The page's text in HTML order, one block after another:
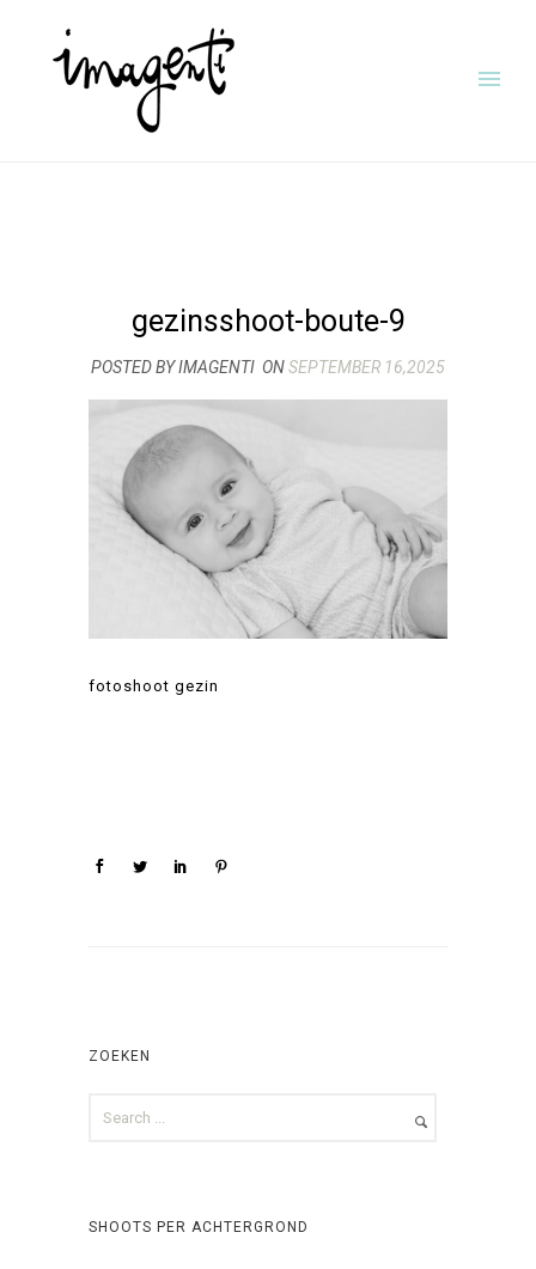
gezinsshoot-boute-9
POSTED BY IMAGENTI ONSEPTEMBER 16,2025
fotoshoot gezin
ZOEKEN
SHOOTS PER ACHTERGROND